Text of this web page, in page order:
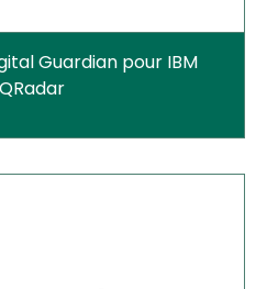
Guardian pour IBM
QRadar